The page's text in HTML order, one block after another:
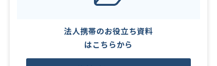
法人携帯のお役立ち資料
はこちらから